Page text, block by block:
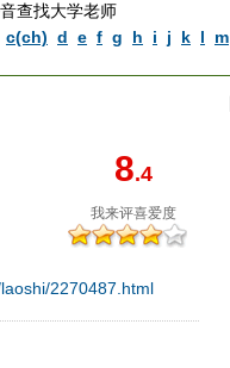
查找大学老师
c(ch) d e f g h i j k l m
8.4
我来评喜爱度
2270487.html